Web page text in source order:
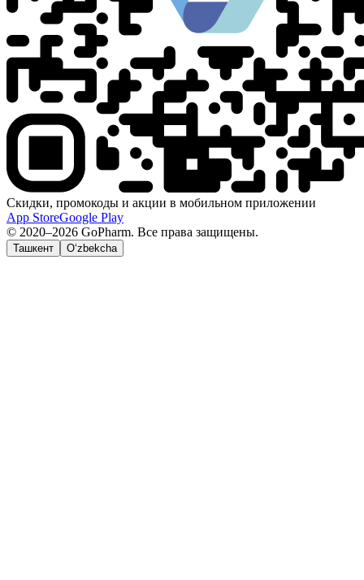
Скидки, промокоды и акции в мобильном приложении
App StoreGoogle Play
© 2020–2026 GoPharm. Все права защищены.
Ташкент O‘zbekcha